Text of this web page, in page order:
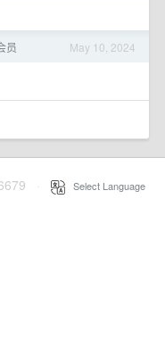
May 10, 2024
员
Select Language